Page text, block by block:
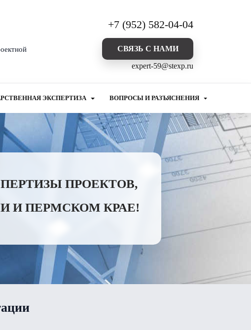
+7 (952) 582-04-04
CВЯЗЬ С НАМИ
expert-59@stexp.ru
ЭКСПЕРТИЗА ВОПРОСЫ И РАЗЪЯСНЕНИЯ
ПРОЕКТОВ,
И ПЕРМСКОМ КРАЕ!